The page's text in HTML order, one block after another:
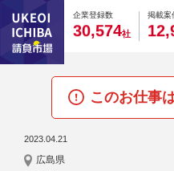
企業登録数
0
3
0
0,
0
5
0
74社
掲載案
0
1
0
2,
このお仕事
2023.04.21
広島県